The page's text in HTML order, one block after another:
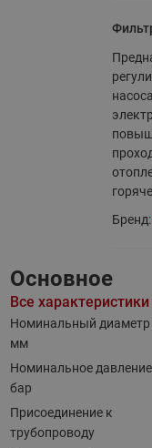
Бренд:
Основное
Все характеристики
Номинальный диаметр
мм
Номинальное
бар
Присоединение к
трубопроводу